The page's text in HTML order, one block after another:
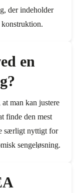
der indeholder
konstruktion.
en
man kan justere
finde den mest
særligt nyttigt for
sengeløsning.